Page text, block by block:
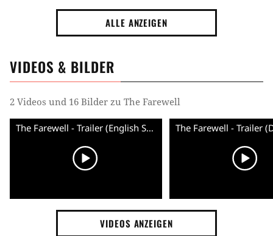
ALLE ANZEIGEN
VIDEOS & BILDER
2 Videos und 16 Bilder zu The Farewell
The Farewell - Trailer (English Subs) HD
VIDEOS ANZEIGEN